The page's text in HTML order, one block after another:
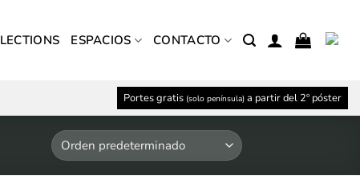
ESPACIOS CONTACTO
Portes gratis (solo península) a partir del 2º póster